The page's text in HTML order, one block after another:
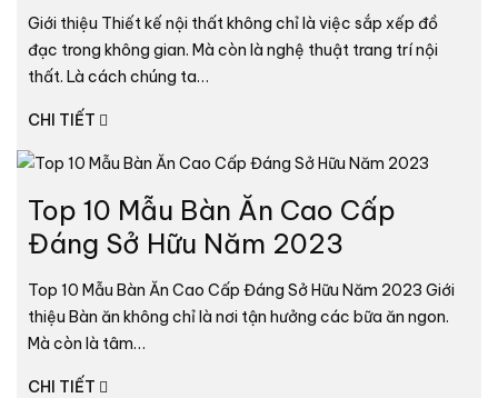
Giới thiệu Thiết kế nội thất không chỉ là việc sắp xếp đồ
đạc trong không gian. Mà còn là nghệ thuật trang trí nội
thất. Là cách chúng ta…
CHI TIẾT
Top 10 Mẫu Bàn Ăn Cao Cấp
Đáng Sở Hữu Năm 2023
Top 10 Mẫu Bàn Ăn Cao Cấp Đáng Sở Hữu Năm 2023 Giới
thiệu Bàn ăn không chỉ là nơi tận hưởng các bữa ăn ngon.
Mà còn là tâm…
CHI TIẾT